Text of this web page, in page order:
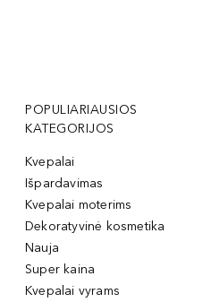
POPULIARIAUSIOS
KATEGORIJOS
Kvepalai
Išpardavimas
Kvepalai moterims
Dekoratyvinė kosmetika
Nauja
Super kaina
Kvepalai vyrams